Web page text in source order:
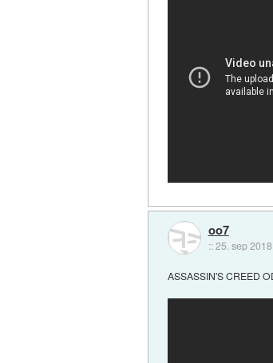
oo7
::25. sep
ASSASSIN'S CREED